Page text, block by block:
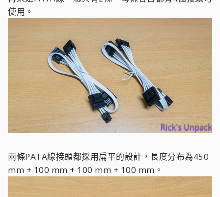
使用。
兩條PATA線接頭都採用扁平的設計，長度分布為450
mm + 100 mm + 100 mm + 100 mm。